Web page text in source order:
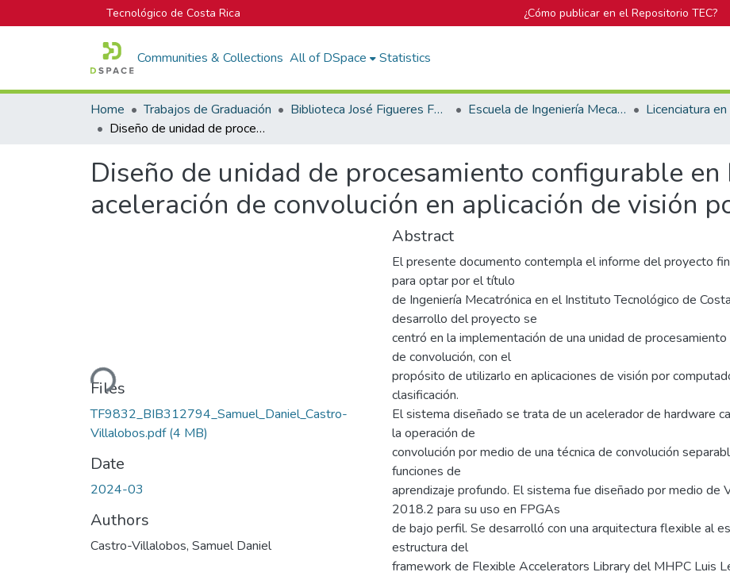
Tecnológico de Costa Rica ¿Cómo publicar en el Repositorio TEC?
Communities & Collections All of DSpace Statistics
Home Trabajos de Graduación Biblioteca José Figueres Ferrer Escuela de Ingeniería Mecatrónica (antes era Área Académica de Ingeniería Mecatrónica)
Diseño de unidad de procesamiento configurable en FPGA para aceleración de convolución en aplicación de visión por computador
Diseño de unidad de procesamiento configurable en
aceleración de convolución en aplicación de visión
Loading...
Files
TF9832_BIB312794_Samuel_Daniel_Castro-
Villalobos.pdf(4 MB)
Date
2024-03
Authors
Castro-Villalobos, Samuel Daniel
Abstract
El presente documento contempla el informe del proyecto
para optar por el título
de Ingeniería Mecatrónica en el Instituto Tecnológico de
desarrollo del proyecto se
centró en la implementación de una unidad de
de convolución, con el
propósito de utilizarlo en aplicaciones de visión por
clasificación.
El sistema diseñado se trata de un acelerador de hardware
la operación de
convolución por medio de una técnica de convolución
funciones de
aprendizaje profundo. El sistema fue diseñado por medio de
2018.2 para su uso en FPGAs
de bajo perfil. Se desarrolló con una arquitectura flexible al
estructura del
framework de Flexible Accelerators Library del MHPC Luis